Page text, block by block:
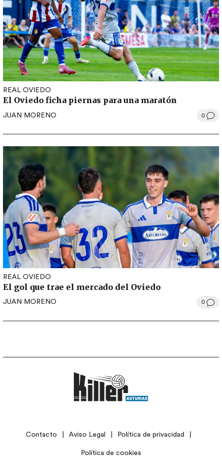
REAL OVIEDO
El Oviedo ficha piernas para una maratón
JUAN MORENO 0
REAL OVIEDO
El gol que trae el mercado del Oviedo
JUAN MORENO 0
LEGALContacto Aviso Legal Política de privacidad
Política de cookies